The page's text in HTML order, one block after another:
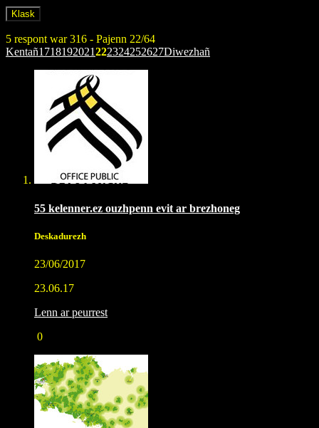
5 respont war 316 - Pajenn 22/64
Kentañ1718192021222324252627Diwezhañ
55 kelenner.ez ouzhpenn evit ar brezhoneg
Deskadurezh
23/06/2017
23.06.17
Lenn ar peurrest
0